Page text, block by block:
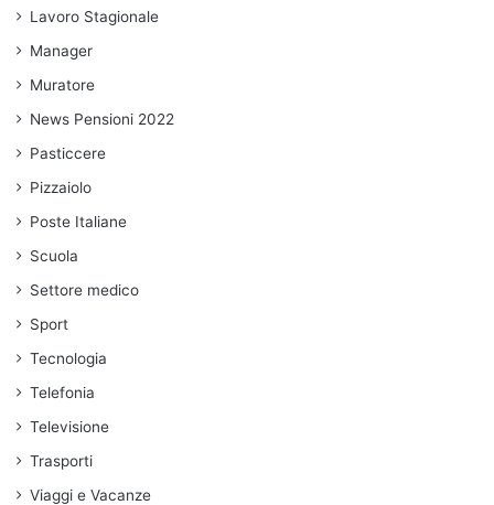
Lavoro Stagionale
Manager
Muratore
News Pensioni 2022
Pasticcere
Pizzaiolo
Poste Italiane
Scuola
Settore medico
Sport
Tecnologia
Telefonia
Televisione
Trasporti
Viaggi e Vacanze